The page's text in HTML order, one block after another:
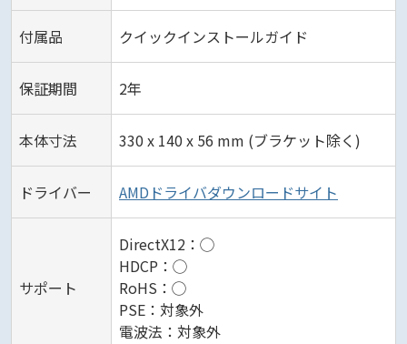
付属品 クイックインストールガイド
保証期間 2年
本体寸法 330 x 140 x 56 mm (ブラケット除く)
ドライバー AMDドライバダウンロードサイト
サポート
DirectX12：◯
HDCP：◯
RoHS：◯
PSE：対象外
電波法：対象外